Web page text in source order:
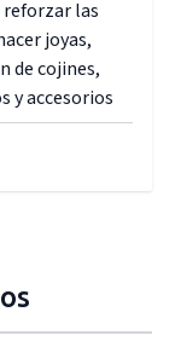
las
joyas,
de cojines,
y accesorios